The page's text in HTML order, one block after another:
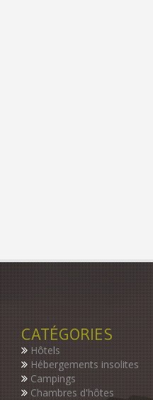
CATÉGORIES
Hôtels
Hébergements insolites
Campings
Chambres d'hôtes